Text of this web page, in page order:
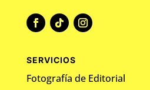
SERVICIOS
Fotografía de Editorial